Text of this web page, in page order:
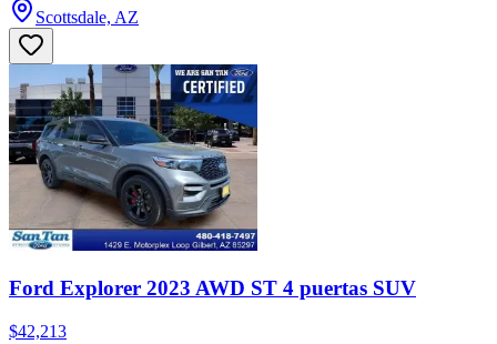
Scottsdale, AZ
Ford Explorer 2023 AWD ST 4 puertas SUV
$42,213